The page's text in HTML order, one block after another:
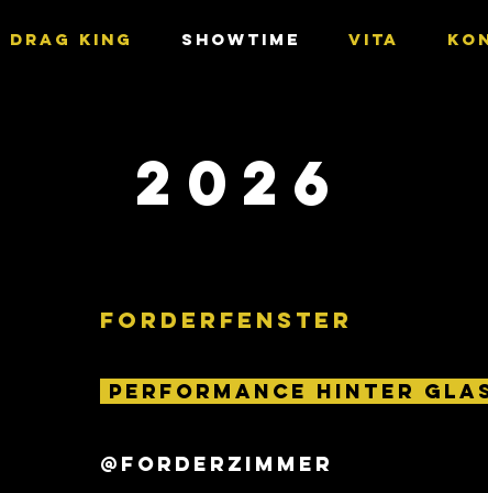
DRAG KING SHOWTIME VITA
2026
forderfenster
performance hinter
@forderzimmer